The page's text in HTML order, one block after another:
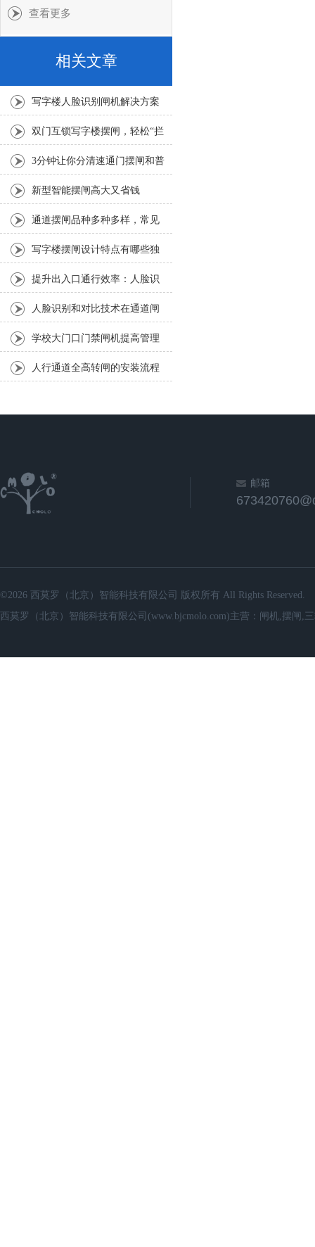
查看更多
相关文章
写字楼人脸识别闸机解决方案
双门互锁写字楼摆闸，轻松“拦
截”不速之客！
3分钟让你分清速通门摆闸和普
通摆闸的区别
新型智能摆闸高大又省钱
通道摆闸品种多种多样，常见
的这三种你知道吗?
写字楼摆闸设计特点有哪些独
到之处？
提升出入口通行效率：人脸识
别测温闸机通道在人流密集场
人脸识别和对比技术在通道闸
机的应用
学校大门口门禁闸机提高管理
水平
人行通道全高转闸的安装流程
邮箱
©2026 西莫罗（北京）智能科技有限公司 版权所有 All Rights Reserved.
西莫罗（北京）智能科技有限公司(www.bjcmolo.com)主营：闸机,摆闸,